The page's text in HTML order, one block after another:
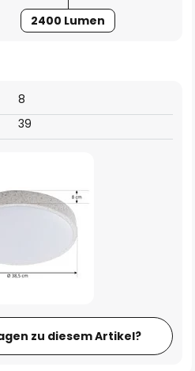
2400 Lumen
8
39
zu diesem Artikel?